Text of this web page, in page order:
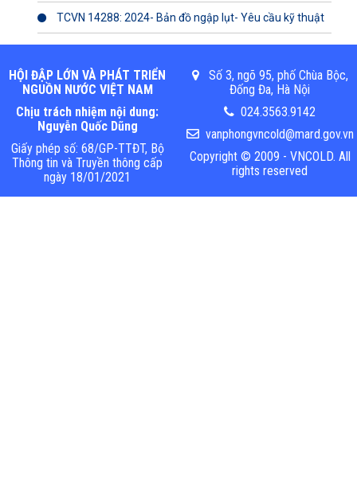
TCVN 14288: 2024- Bản đồ ngập lụt- Yêu cầu kỹ thuật
HỘI ĐẬP LỚN VÀ PHÁT TRIỂN
NGUỒN NƯỚC VIỆT NAM
Chịu trách nhiệm nội dung:
Nguyễn Quốc Dũng
Giấy phép số: 68/GP-TTĐT, Bộ
Thông tin và Truyền thông cấp
ngày 18/01/2021
Số 3, ngõ 95, phố Chùa Bộc,
Đống Đa, Hà Nội
024.3563.9142
vanphongvncold@mard.gov.vn
Copyright © 2009 - VNCOLD. All
rights reserved